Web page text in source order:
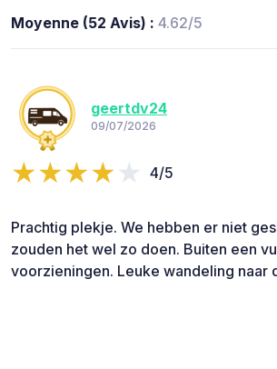
Moyenne (52 Avis) : 4.62/5
geertdv24
09/07/2026
4/5
Prachtig plekje. We hebben er niet
zouden het wel zo doen. Buiten een
voorzieningen. Leuke wandeling naar